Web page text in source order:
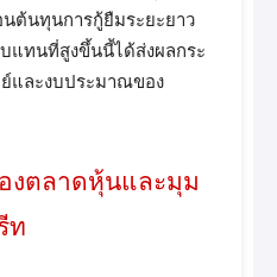
ต้นทุนการกู้ยืมระยะยาว
ทนที่สูงขึ้นนี้ได้ส่งผลกระ
และงบประมาณของ
งตลาดหุ้นและมุม
ท